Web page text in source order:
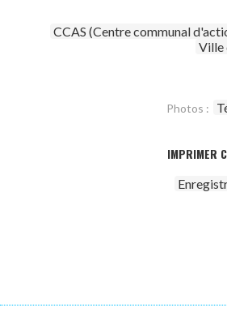
CCAS (Centre communal
Ville
Photos :
IMPRIMER